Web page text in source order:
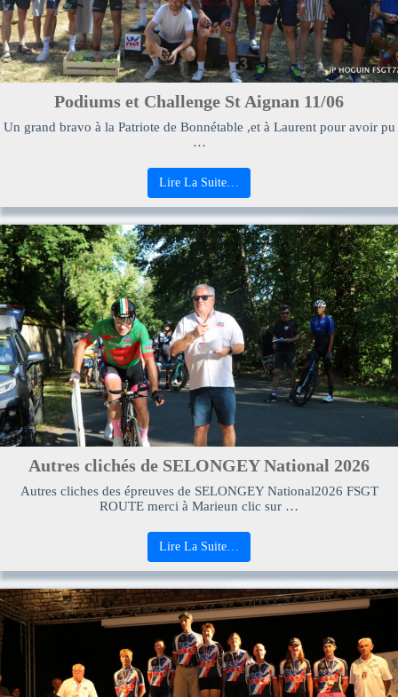
Podiums et Challenge St Aignan 11/06
Un grand bravo à la Patriote de Bonnétable ,et à Laurent pour avoir pu
…
Lire La Suite…
Autres clichés de SELONGEY National 2026
Autres cliches des épreuves de SELONGEY National2026 FSGT
ROUTE merci à Marieun clic sur …
Lire La Suite…